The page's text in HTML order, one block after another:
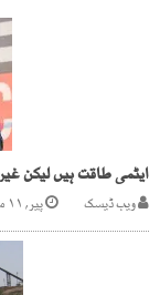
ایٹمی طاقت ہیں لیکن
ویب ڈیسک پیر, ۱۱ مارچ ۲۰۲۴